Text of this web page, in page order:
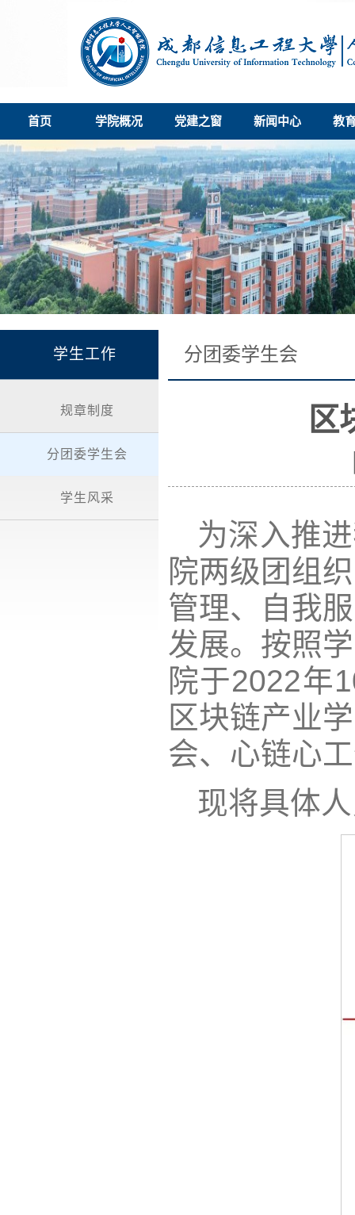
首页 学院概况 党建之窗 新闻中心 教
学生工作
规章制度
分团委学生会
学生风采
分团委学生会
区
为深入推
院两级团组
管理、自我
发展。按照
院于2022年
区块链产业
会、心链心
现将具体